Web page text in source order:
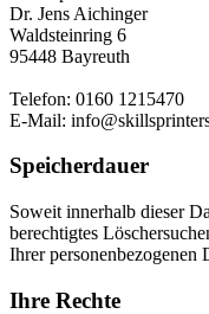
Dr. Jens Aichinger
Waldsteinring 6
95448 Bayreuth
Telefon: 0160 1215470
E-Mail:
Speicherdauer
Soweit innerhalb dieser
berechtigtes
Ihrer personenbezogenen
Ihre Rechte